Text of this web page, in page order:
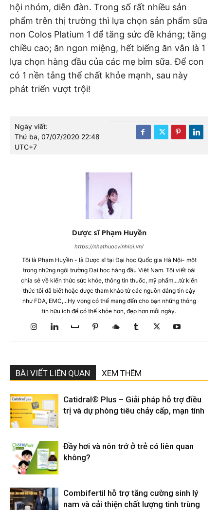
hội nhóm, diễn đàn. Trong số rất nhiều sản
phẩm trên thị trường thì lựa chọn sản phẩm sữa
non Colos Platium 1 để tăng sức đề kháng; tăng
chiều cao; ăn ngon miệng, hết biếng ăn vẫn là 1
lựa chọn hàng đầu của các mẹ bỉm sữa. Để con
có 1 nền tảng thể chất khỏe mạnh, sau này
phát triển vượt trội!
Ngày viết:
Thứ ba, 07/07/2020 22:48
UTC+7
Dược sĩ Phạm Huyền
https://nhathuocvinhloi.vn/
Tôi là Phạm Huyền - là Dược sĩ tại Đại học Quốc gia Hà Nội- một
trong những ngôi trường Đại học hàng đầu Việt Nam. Tôi viết bài
chia sẻ về kiến thức sức khỏe, thông tin thuốc, mỹ phẩm,...từ kiến
thức tôi đã biết hoặc được tham khảo từ các nguồn đáng tin cậy
như FDA, EMC,...Hy vọng có thể mang đến cho bạn những thông
tin hữu ích để có thể khỏe hơn, đẹp hơn mỗi ngày.
BÀI VIẾT LIÊN QUAN XEM THÊM
Catidral® Plus – Giải pháp hỗ trợ điều
trị và dự phòng tiêu chảy cấp, mạn tính
Đầy hơi và nôn trớ ở trẻ có liên quan
không?
Combifertil hỗ trợ tăng cường sinh lý
nam và cải thiện chất lượng tinh trùng